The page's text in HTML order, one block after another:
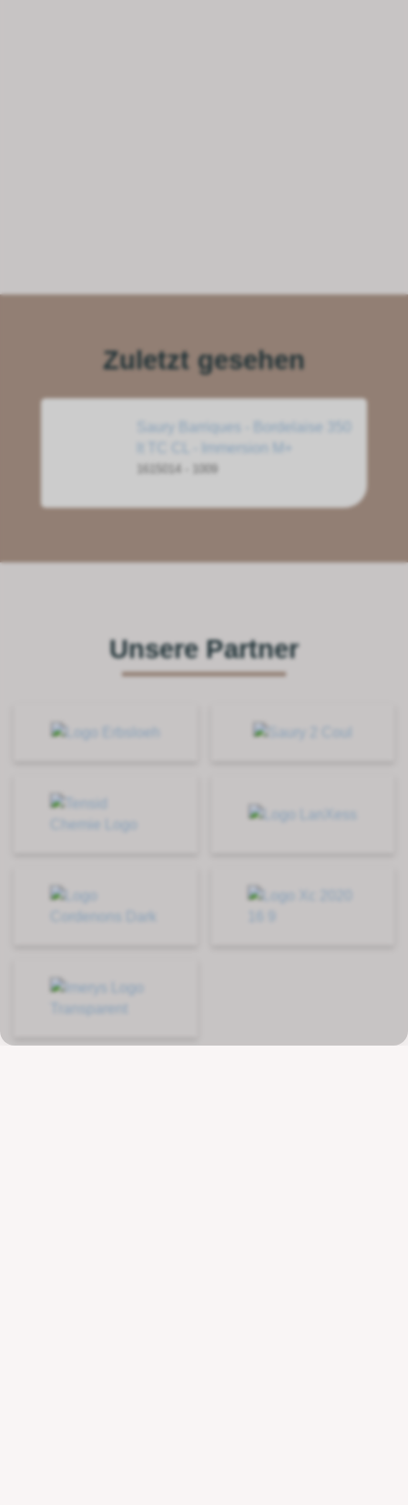
Zuletzt gesehen
Saury Barriques - Bordelaise 350
lt TC CL - Immersion M+
Unsere Partner